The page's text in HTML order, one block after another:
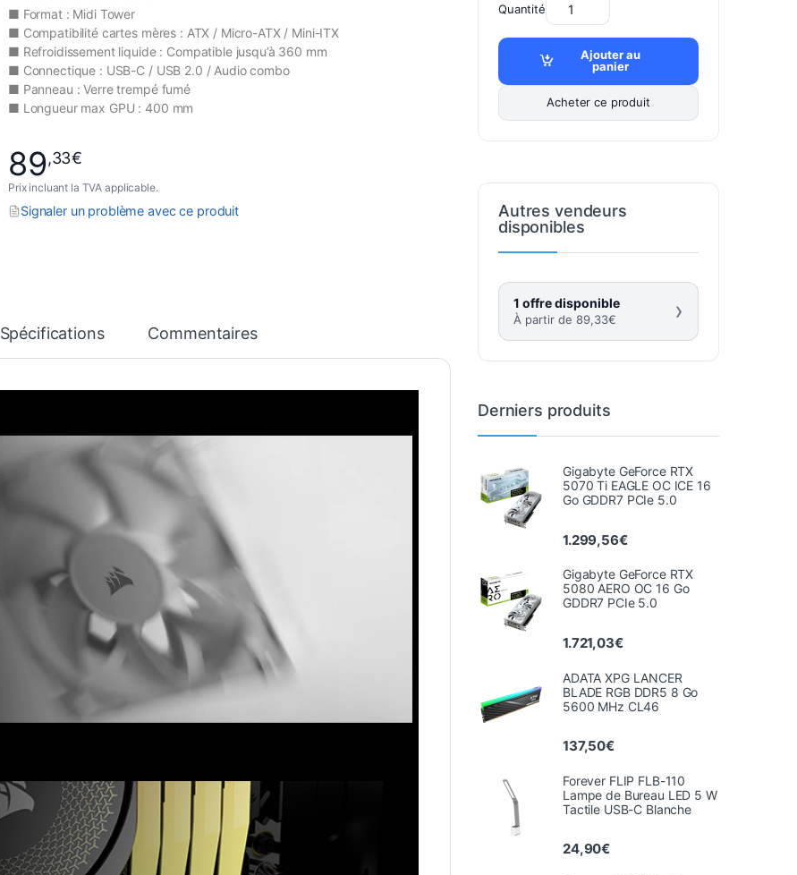
■ Format : Midi Tower
■ Compatibilité cartes mères : ATX / Micro-ATX / Mini-ITX
■ Refroidissement liquide : Compatible jusqu’à 360 mm
■ Connectique : USB-C / USB 2.0 / Audio combo
■ Panneau : Verre trempé fumé
■ Longueur max GPU : 400 mm
89,33€
Prix incluant la TVA applicable.
Signaler un problème avec ce produit
Spécifications Commentaires
Quantité
Ajouter au
panier
Acheter ce produit
Autres vendeurs
disponibles
1 offre disponible
À partir de 89,33€ ›
Derniers produits
Gigabyte GeForce RTX
5070 Ti EAGLE OC ICE 16
Go GDDR7 PCIe 5.0
1.299,56€
Gigabyte GeForce RTX
5080 AERO OC 16 Go
GDDR7 PCIe 5.0
1.721,03€
ADATA XPG LANCER
BLADE RGB DDR5 8 Go
5600 MHz CL46
137,50€
Forever FLIP FLB-110
Lampe de Bureau LED 5 W
Tactile USB-C Blanche
24,90€